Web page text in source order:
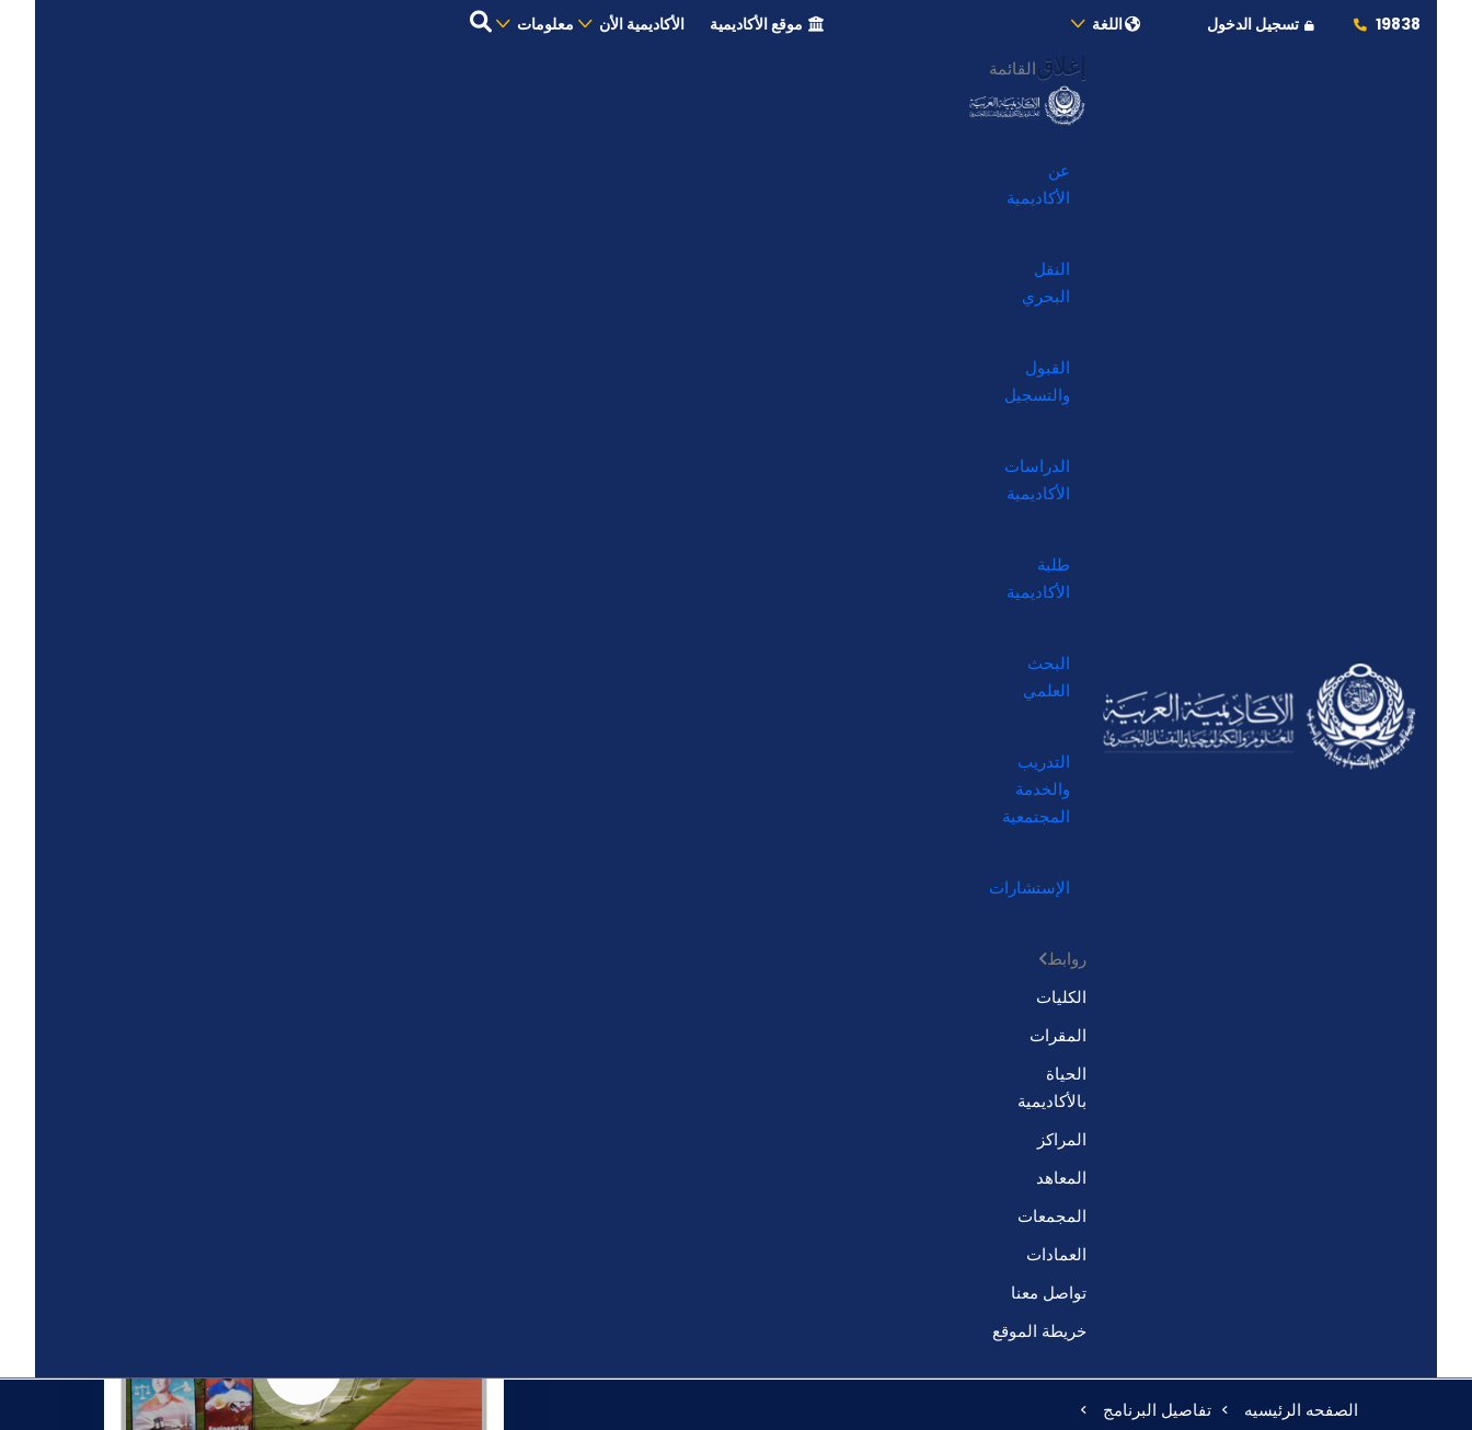
19838 تسجيل الدخول اللغة موقع الأكاديمية الأكاديمية الأن معلومات
إغلاق القائمة
عن
الأكاديمية
النقل
البحري
القبول
والتسجيل
الدراسات
الأكاديمية
طلبة
الأكاديمية
البحث
العلمي
التدريب
والخدمة
المجتمعية
الإستشارات
روابط
الكليات
المقرات
الحياة
بالأكاديمية
المراكز
المعاهد
المجمعات
العمادات
تواصل معنا
خريطة الموقع
الصفحه الرئيسيه تفاصيل البرنامج